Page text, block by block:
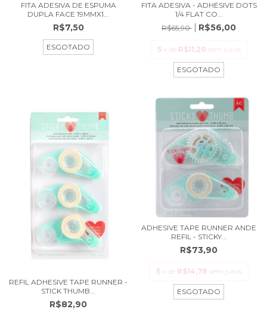
FITA ADESIVA DE ESPUMA
DUPLA FACE 19MMX1...
R$7,50
ESGOTADO
FITA ADESIVA - ADHESIVE DOTS
1/4 FLAT CO...
R$65,90
R$56,00
5 x de R$11,20 sem juros
ESGOTADO
REFIL ADHESIVE TAPE RUNNER -
STICK THUMB...
R$82,90
ADHESIVE TAPE RUNNER ANDE
REFIL - STICKY...
R$73,90
5 x de R$14,78 sem juros
ESGOTADO